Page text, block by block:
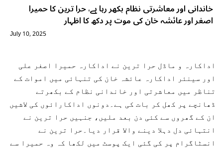
خاندانی اور معاشرتی نظام بکھر رہا ہے، حرا ترین کا حمیرا
اصغر اور عائشہ خان کی موت پر دکھ کا اظہار
July 10, 2025
اداکارہ و ماڈل حرا ترین نے اداکارہ حمیرا اصغر علی
اور سینئر اداکارہ عائشہ خان کی تنہائی میں اموات کے
تناظر میں معاشرتی اور خاندانی نظام کے بکھرتے
ڈھانچے پر کھل کر بات کی ہے۔دونوں اداکارائوں کی لاشیں
ان کے گھروں سے کئی دن بعد ملیں، جنہیں حرا ترین نے
انتہائی دل دہلا دینے والا قرار دیا۔حرا ترین نے
انسٹاگرام پر کی گئی ایک پوسٹ میں لکھا کہ وہ حمیرا سے